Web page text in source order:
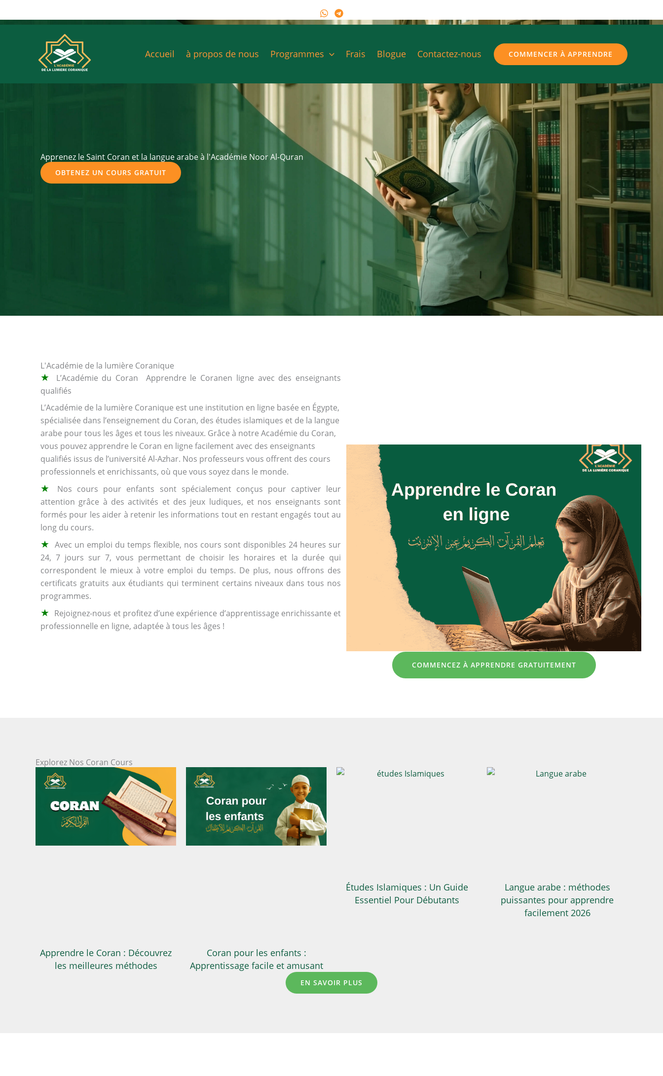
to
Accueil à propos de nous Programmes Frais Blogue Contactez-nous COMMENCER À APPRENDRE
Apprenez le Saint Coran et la langue arabe à l'Académie Noor Al-Quran
OBTENEZ UN COURS GRATUIT
L'Académie de la lumière Coranique
★
L’Académie du Coran Apprendre le Coranen ligne avec des enseignants
qualifiés
L’Académie de la lumière Coranique est une institution en ligne basée en Égypte,
spécialisée dans l’enseignement du Coran, des études islamiques et de la langue
arabe pour tous les âges et tous les niveaux. Grâce à notre Académie du Coran,
vous pouvez apprendre le Coran en ligne facilement avec des enseignants
qualifiés issus de l’université Al-Azhar. Nos professeurs vous offrent des cours
professionnels et enrichissants, où que vous soyez dans le monde.
★
Nos cours pour enfants sont spécialement conçus pour captiver leur
attention grâce à des activités et des jeux ludiques, et nos enseignants sont
formés pour les aider à retenir les informations tout en restant engagés tout au
long du cours.
★ Avec un emploi du temps flexible, nos cours sont disponibles 24 heures sur
24, 7 jours sur 7, vous permettant de choisir les horaires et la durée qui
correspondent le mieux à votre emploi du temps. De plus, nous offrons des
certificats gratuits aux étudiants qui terminent certains niveaux dans tous nos
programmes.
★ Rejoignez-nous et profitez d’une expérience d’apprentissage enrichissante et
professionnelle en ligne, adaptée à tous les âges !
COMMENCEZ À APPRENDRE GRATUITEMENT
Explorez Nos Coran Cours
Apprendre le Coran : Découvrez
les meilleures méthodes
Coran pour les enfants :
Apprentissage facile et amusant
Études Islamiques : Un Guide
Essentiel Pour Débutants
Langue arabe : méthodes
puissantes pour apprendre
facilement 2026
EN SAVOIR PLUS